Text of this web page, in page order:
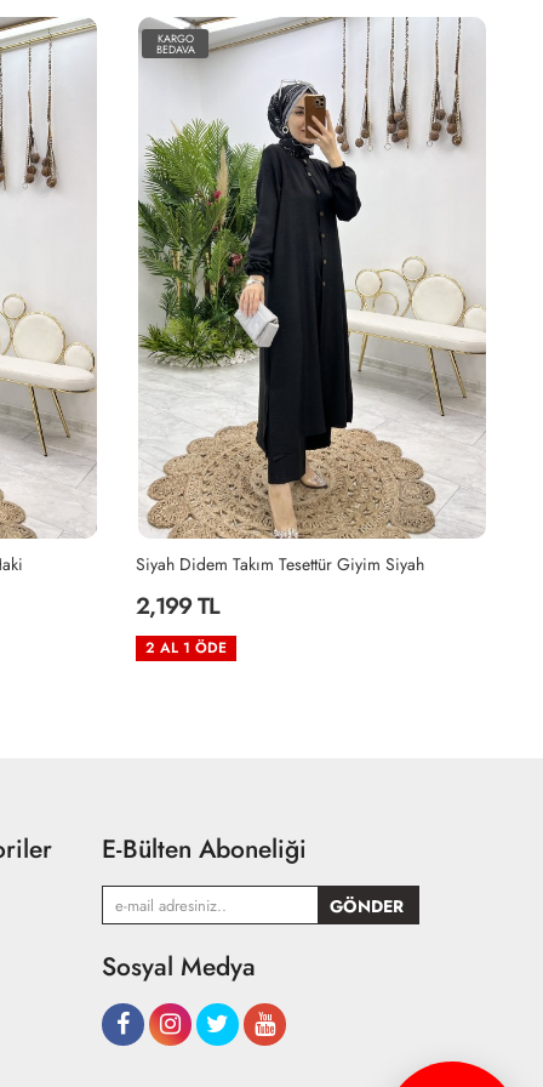
KARGO
BEDAVA
Kahve Belma Elbise Tesettür Giyim Kahverengi
2,199 TL
2 AL 1 ÖDE
E-Bülten Aboneliği
Sosyal Medya